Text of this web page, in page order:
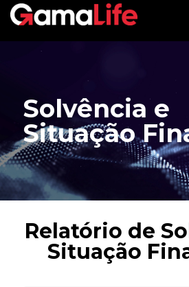
Solvência e
Situação
Relatório de
Situação